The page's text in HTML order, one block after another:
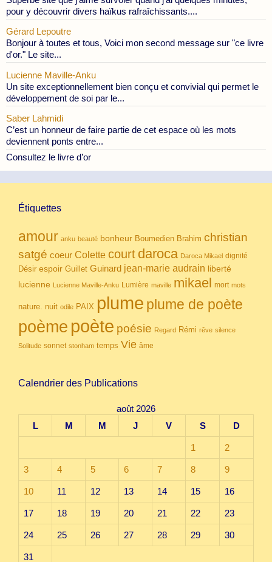
pour y découvrir divers haïkus rafraîchissants....
Gérard Lepoutre
Bonjour à toutes et tous, Voici mon second message sur "ce livre
d'or." Le site...
Lucienne Maville-Anku
Un site exceptionnellement bien conçu et convivial qui permet le
développement de soi par le...
Saber Lahmidi
C’est un honneur de faire partie de cet espace où les mots
deviennent ponts entre...
Consultez le livre d’or
Étiquettes
amour anku beauté bonheur Boumedien Brahim christian
satgé coeur Colette court daroca Daroca Mikael dignité
Désir espoir Guillet Guinard jean-marie audrain liberté
lucienne Lucienne Maville-Anku Lumière maville mikael mort mots
nature. nuit odile PAIX plume plume de poète
poème poète poésie Regard Rémi rêve silence
Solitude sonnet stonham temps Vie âme
Calendrier des Publications
août 2026
L
M M J V S D
1 2
3 4 5 6 7 8 9
10 11 12 13 14 15 16
17 18 19 20 21 22 23
24 25 26 27 28 29 30
31